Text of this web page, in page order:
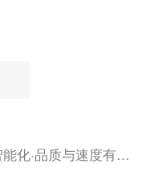
生产团队：管理人性化·生产智能化·品质与速度有保障